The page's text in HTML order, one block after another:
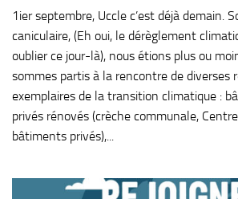
1ier septembre, Uccle c’est déjà demain.
caniculaire, (Eh oui, le dérèglement
oublier ce jour-là), nous étions plus ou
sommes partis à la rencontre de diverses
exemplaires de la transition climatique :
privés rénovés (crèche communale,
bâtiments privés),...